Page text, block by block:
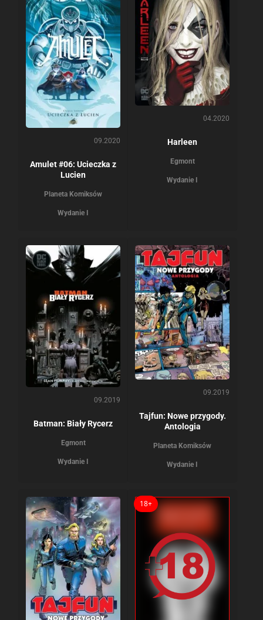
09.2020
Amulet #06: Ucieczka z
Lucien
Planeta Komiksów
Wydanie I
04.2020
Harleen
Egmont
Wydanie I
09.2019
Batman: Biały Rycerz
Egmont
Wydanie I
09.2019
Tajfun: Nowe przygody.
Antologia
Planeta Komiksów
Wydanie I
18+